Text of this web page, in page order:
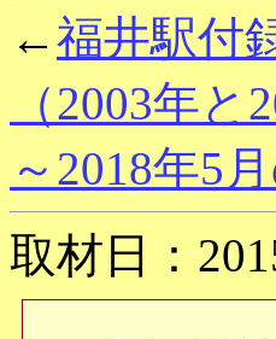
←福井駅付
（2003年と
～2018年5
取材日：